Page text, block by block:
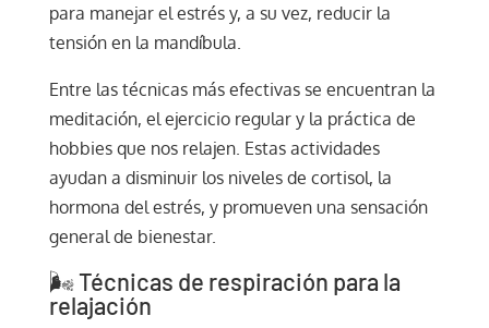
para manejar el estrés y, a su vez, reducir la
tensión en la mandíbula.
Entre las técnicas más efectivas se encuentran la
meditación, el ejercicio regular y la práctica de
hobbies que nos relajen. Estas actividades
ayudan a disminuir los niveles de cortisol, la
hormona del estrés, y promueven una sensación
general de bienestar.
🌬️ Técnicas de respiración para la
relajación